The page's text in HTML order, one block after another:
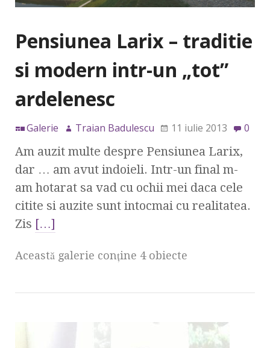
Pensiunea Larix – traditie
si modern intr-un „tot”
ardelenesc
Galerie Traian Badulescu 11 iulie 2013 0
Am auzit multe despre Pensiunea Larix,
dar … am avut indoieli. Intr-un final m-
am hotarat sa vad cu ochii mei daca cele
citite si auzite sunt intocmai cu realitatea.
Zis […]
Această galerie conţine 4 obiecte